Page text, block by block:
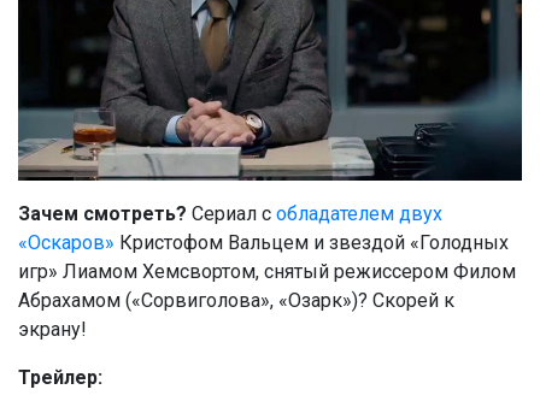
Зачем смотреть? Сериал с обладателем двух
«Оскаров» Кристофом Вальцем и звездой «Голодных
игр» Лиамом Хемсвортом, снятый режиссером Филом
Абрахамом («Сорвиголова», «Озарк»)? Скорей к
экрану!
Трейлер: